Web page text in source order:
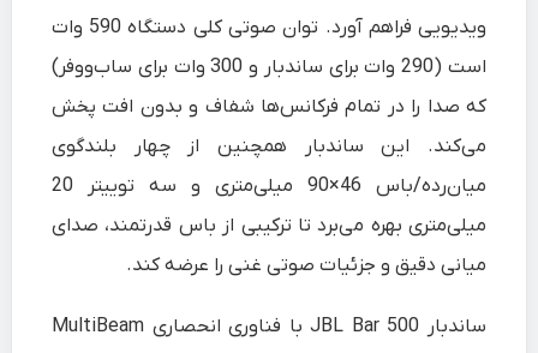
ویدیویی فراهم آورد. توان صوتی کلی دستگاه 590 وات
است (290 وات برای ساندبار و 300 وات برای ساب‌ووفر)
که صدا را در تمام فرکانس‌ها شفاف و بدون افت پخش
می‌کند. این ساندبار همچنین از چهار بلندگوی
میان‌رده/باس 46×90 میلی‌متری و سه توییتر 20
میلی‌متری بهره می‌برد تا ترکیبی از باس قدرتمند، صدای
میانی دقیق و جزئیات صوتی غنی را عرضه کند.
ساندبار JBL Bar 500 با فناوری انحصاری MultiBeam